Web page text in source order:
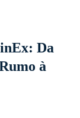
Da
à